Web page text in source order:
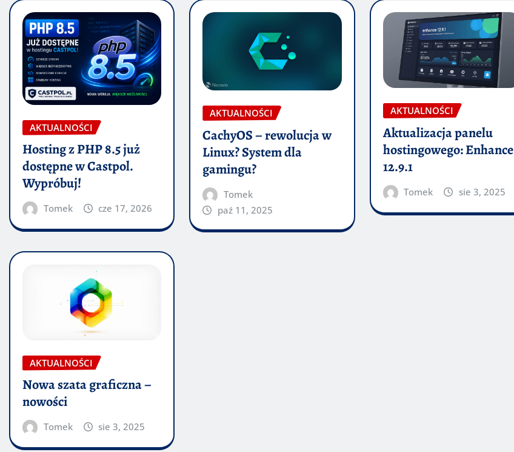
AKTUALNOŚCI
Hosting z PHP 8.5 już
dostępne w Castpol.
Wypróbuj!
Tomek cze 17, 2026
AKTUALNOŚCI
CachyOS – rewolucja w
Linux? System dla
gamingu?
Tomek
paź 11, 2025
AKTUALNOŚCI
Aktualizacja panelu
hostingowego: Enhance
12.9.1
Tomek sie 3, 2025
AKTUALNOŚCI
Nowa szata graficzna –
nowości
Tomek sie 3, 2025